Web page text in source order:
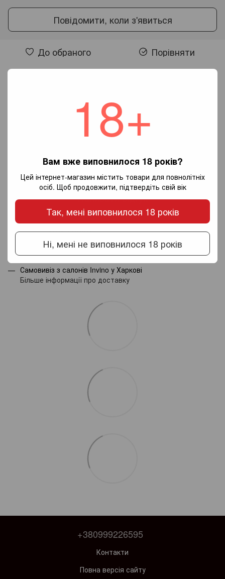
18+
Вам вже виповнилося 18 років?
Цей інтернет-магазин містить товари для повнолітніх
осіб. Щоб продовжити, підтвердіть свій вік
Так, мені виповнилося 18 років
Ні, мені не виповнилося 18 років
Повідомити, коли з'явиться
До обраного Порівняти
Додайте перший відгук
Написати відгук
Доставка Оплата Гарантія
Новою поштою по Україні - за тарифами перевізника.
Самовивіз з салонів Invino у Харкові
Більше інформації про доставку
+380999226595
Контакти
Повна версія сайту